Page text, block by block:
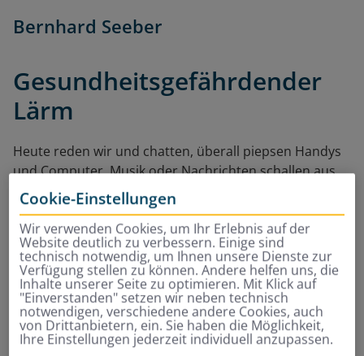
Bernhard Seeber
Gesundheitsgefährdender
Lärm
Heute reden wir und chatten, überall piepsen Handys
und Computer, Musik oder Nachrichten schallen aus
unzähligen Lautsprechern. Wir sind von Lärm
umgeben, von zunehmendem Verkehrs- und
Arbeitsstättenlärm, von Freizeitlärm oder
Nachbarschaftslärm. Der Soundscape unseres
modernen Alltags kann ganz schön zermürbend sein.
Laut Weltgesundheitsorganisation WHO ist Lärm ein
bedeutender Faktor in West-Europa, er zählt zu den
stark gesundheitsgefährdenden Umwelteinflüssen.
Eine Millionen gesunder Lebensjahre gingen jedes Jahr
Cookie-Einstellungen
Wir verwenden Cookies, um Ihr Erlebnis auf der
Website deutlich zu verbessern. Einige sind
technisch notwendig, um Ihnen unsere Dienste zur
Verfügung stellen zu können. Andere helfen uns, die
Inhalte unserer Seite zu optimieren. Mit Klick auf
"Einverstanden" setzen wir neben technisch
notwendigen, verschiedene andere Cookies, auch
von Drittanbietern, ein. Sie haben die Möglichkeit,
Ihre Einstellungen jederzeit individuell anzupassen.